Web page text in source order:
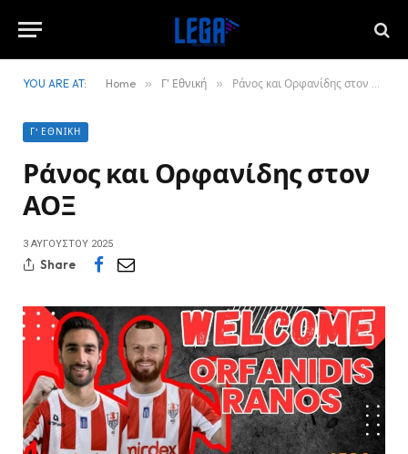
YOU ARE AT: Home » Γ' Εθνική » Ράνος και Ορφανίδης στον ΑΟΞ
Γ' ΕΘΝΙΚΉ
Ράνος και Ορφανίδης στον
ΑΟΞ
3 ΑΥΓΟΎΣΤΟΥ 2025
Share